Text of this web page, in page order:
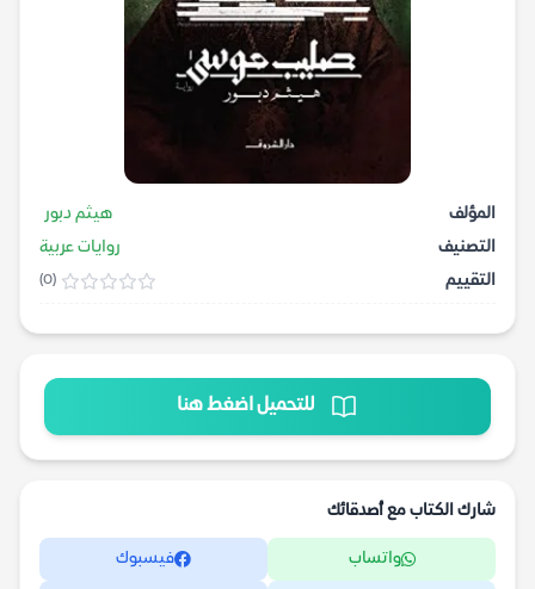
المؤلف
هيثم دبور
التصنيف
روايات عربية
التقييم
(0)
للتحميل اضغط هنا
شارك الكتاب مع أصدقائك
واتساب فيسبوك